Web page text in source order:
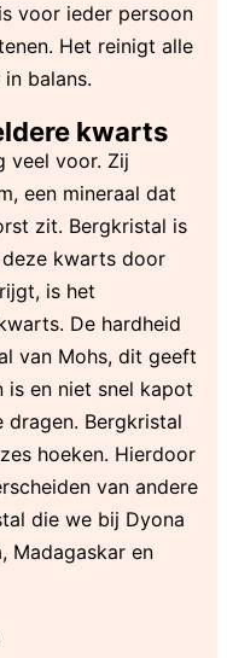
voor ieder persoon
Het reinigt alle
balans.
kwarts
veel voor. Zij
een mineraal dat
zit. Bergkristal is
kwarts door
is het
De hardheid
van Mohs, dit geeft
is en niet snel kapot
dragen. Bergkristal
hoeken. Hierdoor
van andere
die we bij Dyona
Madagaskar en